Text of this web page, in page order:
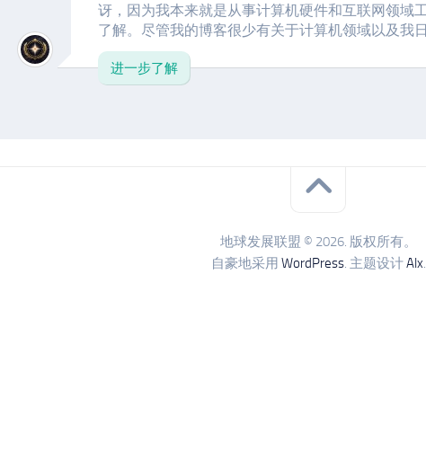
讶，因为我本来就是从事计算机硬件和互联网领域
了解。尽管我的博客很少有关于计算机领域以及我
进一步了解
地球发展联盟 © 2026. 版权所有。
自豪地采用 WordPress. 主题设计Alx.